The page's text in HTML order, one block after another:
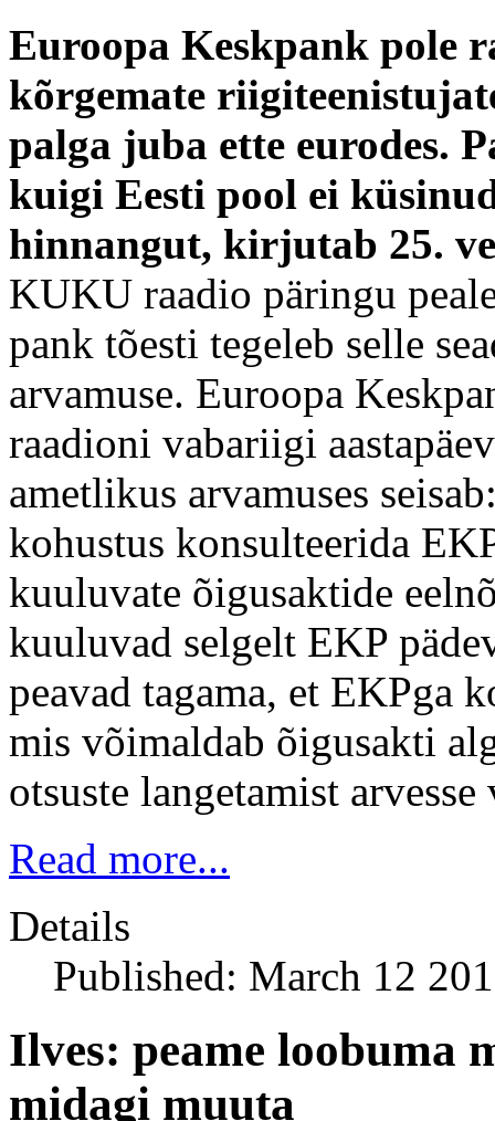
Euroopa Keskpank pole
kõrgemate
palga juba ette eurodes.
kuigi Eesti pool ei
hinnangut, kirjutab 25.
KUKU raadio päringu
pank tõesti tegeleb selle
arvamuse. Euroopa
raadioni vabariigi
ametlikus arvamuses
kohustus konsulteerida
kuuluvate õigusaktide
kuuluvad selgelt EKP
peavad tagama, et EKPga
mis võimaldab õigusakti
otsuste langetamist
Read more...
Details
Published: March 12
Ilves: peame loobuma
midagi muuta